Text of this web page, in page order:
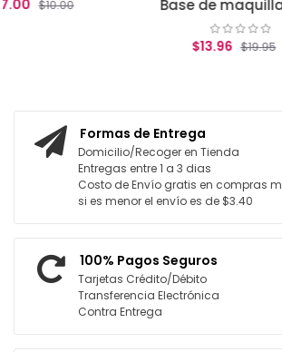
Base de maquillaje Almay Clear Complexion True beige
Formas de Entrega
Domicilio/Recoger en Tienda
Entregas entre 1 a 3 dias
Costo de Envío gratis en compras
si es menor el envío es de $3.40
100% Pagos Seguros
Tarjetas Crédito/Débito
Transferencia Electrónica
Contra Entrega